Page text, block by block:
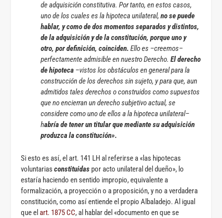
de adquisición constitutiva. Por tanto, en estos casos,
uno de los cuales es la hipoteca unilateral,no se puede
hablar, y como de dos momentos separados y distintos,
de la adquisición y de la constitución, porque uno y
otro, por definición, coinciden. Ello es –creemos–
perfectamente admisible en nuestro Derecho. El derecho
de hipoteca –vistos los obstáculos en general para la
construcción de los derechos sin sujeto, y para que, aun
admitidos tales derechos o construidos como supuestos
que no encierran un derecho subjetivo actual, se
considere como uno de ellos a la hipoteca unilateral–
habría de tener un titular que mediante su adquisición
produzca la constitución».
Si esto es así, el art. 141 LH al referirse a «las hipotecas
voluntariasconstituidas por acto unilateral del dueño», lo
estaría haciendo en sentido impropio, equivalente a
formalización, a proyección o a proposición, y no a verdadera
constitución, como así entiende el propio Albaladejo. Al igual
que elart. 1875 CC, al hablar del «documento en que se